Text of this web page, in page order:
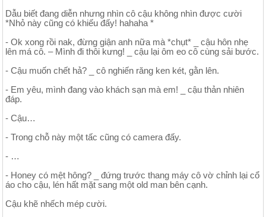
Dẫu biết đang diễn nhưng nhìn cô cậu không nhìn được cười
*Nhỏ này cũng có khiếu đấy! hahaha *
- Ok xong rồi nak, đừng giận anh nữa mà *chụt* _ cậu hôn nhẹ
lên má cô. – Mình đi thôi kưng! _ cậu lại ôm eo cô cùng sải bước.
- Cậu muốn chết hả? _ cô nghiến răng ken két, gằn lên.
- Em yêu, mình đang vào khách sạn mà em! _ cậu thản nhiên
đáp.
- Cậu…
- Trong chỗ này một tấc cũng có camera đấy.
- …
- Honey có mệt hông? _ đứng trước thang máy cô vờ chỉnh lại cổ
áo cho cậu, lén hất mặt sang một old man bên cạnh.
Cậu khẽ nhếch mép cười.